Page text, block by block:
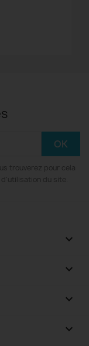
trouverez pour cela
du site.



keyboard_arrow_down